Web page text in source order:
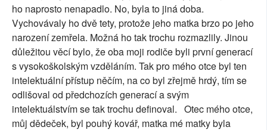
ho naprosto nenapadlo. No, byla to jiná doba.
Vychovávaly ho dvě tety, protože jeho matka brzo po jeho
narození zemřela. Možná ho tak trochu rozmazlily. Jinou
důležitou věcí bylo, že oba moji rodiče byli první generací
s vysokoškolským vzděláním. Tak pro mého otce byl ten
intelektuální přístup něčím, na co byl zřejmě hrdý, tím se
odlišoval od předchozích generací a svým
intelektuálstvím se tak trochu definoval. Otec mého otce,
můj dědeček, byl pouhý kovář, matka mé matky byla